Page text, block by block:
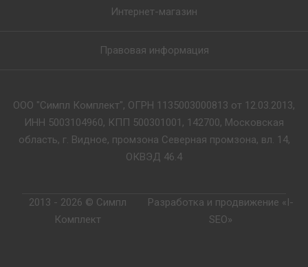
Интернет-магазин
Правовая информация
ООО "Симпл Комплект", ОГРН 1135003000813 от 12.03.2013,
ИНН 5003104960, КПП 500301001, 142700, Московская
область, г. Видное, промзона Северная промзона, вл. 14,
ОКВЭД 46.4
2013 - 2026 © Симпл
Комплект
Разработка и продвижение «I-
SEO»